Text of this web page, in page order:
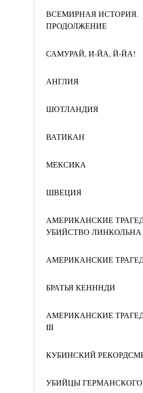
ВСЕМИРНАЯ ИСТОРИЯ.
ПРОДОЛЖЕНИЕ
САМУРАЙ, И-ЙА, Й-ЙА!
АНГЛИЯ
ШОТЛАНДИЯ
ВАТИКАН
МЕКСИКА
ШВЕЦИЯ
АМЕРИКАНСКИЕ
УБИЙСТВО ЛИНКОЛЬНА
АМЕРИКАНСКИЕ
БРАТЬЯ КЕНННДИ
АМЕРИКАНСКИЕ
III
КУБИНСКИЙ
УБИЙЦЫ ГЕРМАНСКОГО